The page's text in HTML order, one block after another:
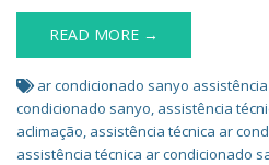
READ MORE →
ar condicionado sanyo
condicionado sanyo, assistência
aclimação, assistência técnica ar
assistência técnica ar condicionado